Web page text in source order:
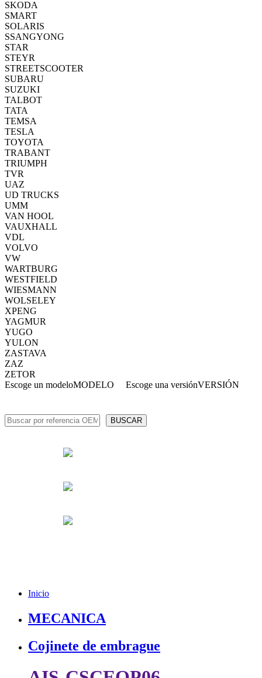
SKODA
SMART
SOLARIS
SSANGYONG
STAR
STEYR
STREETSCOOTER
SUBARU
SUZUKI
TALBOT
TATA
TEMSA
TESLA
TOYOTA
TRABANT
TRIUMPH
TVR
UAZ
UD TRUCKS
UMM
VAN HOOL
VAUXHALL
VDL
VOLVO
VW
WARTBURG
WESTFIELD
WIESMANN
WOLSELEY
XPENG
YAGMUR
YUGO
YULON
ZASTAVA
ZAZ
ZETOR
Escoge un modeloMODELO Escoge una versiónVERSIÓN
Inicio
MECANICA
Cojinete de embrague